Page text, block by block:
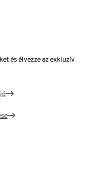
és élvezze az exkluzív